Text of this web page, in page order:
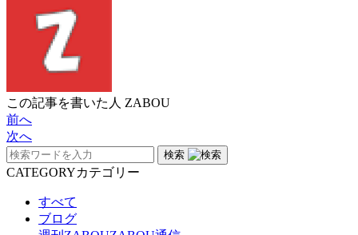
この記事を書いた人 ZABOU
前へ
次へ
検索
CATEGORYカテゴリー
すべて
ブログ